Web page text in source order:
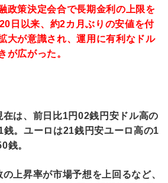
政策決定会合で長期金利の上限を
日以来、約2カ月ぶりの安値を付
大が意識され、運用に有利なドル
が広がった。
は、前日比1円02銭円安ドル高の
。ユーロは21銭円安ユーロ高の1
銭。
上昇率が市場予想を上回るなど、